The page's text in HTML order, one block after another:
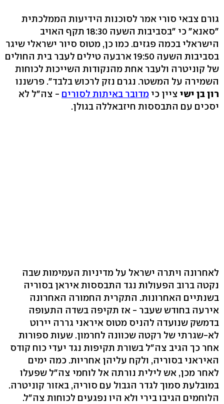
גורם צבאי סורי אמר לסוכנות הידיעות הממלכתית
"סאנא" כי "בסביבות השעה 18:30 תקף האויב
הישראלי בכמה פגזים. כמו כן, מטוס סיור ישראלי שיגר
בסביבות השעה 19:50 ארבעה טילים לעבר בית החולים
של קוניטרה ולעבר אחת מהנקודות השייכות לכוחות
השמירה על המשטר. נגרם נזק לרכוש בלבד". פרשננו
רון בן ישי ציין כי מדובר באיתות לסורים - צה"ל לא
יסכים עם התבססות חיזבאללה בגולן.
לאחרונה ויתרה ישראל על מדיניות העמימות שבה
נקטה ברוב הפעולות נגד התבססות איראן בסוריה
בשנתיים האחרונות. התקרית החמורה האחרונה
אירעה בחודש שעבר - אז תקיפה בשדה התעופה
בדמשק שנועדה להניס מטוס איראני גררה יירוט
לא-שגרתי של רקטה שכוונה לחרמון. שעות ספורות
אחר כך הגיב צה"ל בשורת תקיפות נגד יעדי כוח קודס
האיראני בסוריה, ולקח עליהן אחריות. כמה ימים
לאחר מכן, אש לילית נורתה אל לוחמי צה"ל שפעלו
במובלעת סמוך לגדר הגבול עם סוריה, באזור קוניטרה.
הלוחמים הגיבו בירי ולא היו נפגעים לכוחות צה"ל.